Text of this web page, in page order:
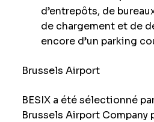
d’entrepôts, de
de chargement et de
encore d’un parking
Brussels Airport
BESIX a été sélectionné
Brussels Airport Company